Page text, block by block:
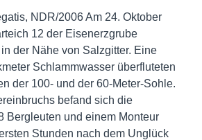
NDR/2006 Am 24. Oktober
12 der Eisenerzgrube
der Nähe von Salzgitter. Eine
Schlammwasser überfluteten
der 100- und der 60-Meter-Sohle.
befand sich die
Bergleuten und einem Monteur
Stunden nach dem Unglück